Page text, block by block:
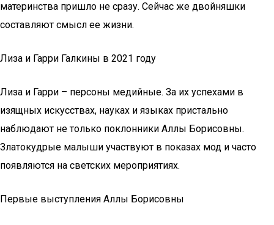
материнства пришло не сразу. Сейчас же двойняшки
составляют смысл ее жизни.
Лиза и Гарри Галкины в 2021 году
Лиза и Гарри – персоны медийные. За их успехами в
изящных искусствах, науках и языках пристально
наблюдают не только поклонники Аллы Борисовны.
Златокудрые малыши участвуют в показах мод и часто
появляются на светских мероприятиях.
Первые выступления Аллы Борисовны